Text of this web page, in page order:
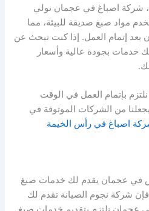
شركة اصباغ في عجمان نولي
مواد صبغ صديقة للبيئة، مما
إتمام العمل. إذا كنت تبحث عن
بجودة عالية وأسعار
بإتمام العمل في الوقت
من الشركات الموثوقة في
اصباغ في رأس الخيمة
في عجمان يقدم لك خدمات صبغ
فإن شركة نجوم الصيانة تقدم لك